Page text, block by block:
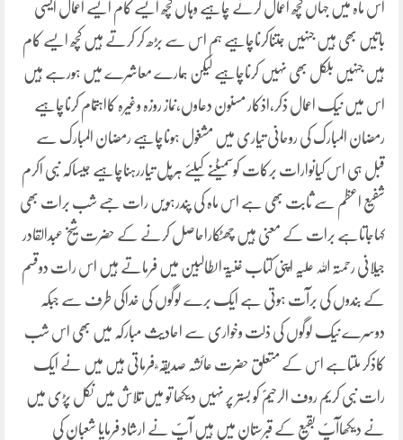
اس ماہ میں جہاں کچھ اعمال کرنے چاہیے وہاں کچھ ایسے کام ایسے اعمال ایسی
باتیں بھی ہیں جنہیں جتناکرناچاہیے ہم اس سے بڑھ کر کرتے ہیں کچھ ایسے کام
ہیں جنہیں بلکل بھی نہیں کرناچاہیے لیکن ہمارے معاشرے میں ہورہے ہیں
اس میں نیک اعمال ذکر،اذکار مسنون دعاوں،نماز روزہ وغیرہ کااہتمام کرناچاہیے
رمضان المبارک کی روحانی تیاری میں مشغول ہوناچاہیے رمضان المبارک سے
قبل ہی اس کیانوارات برکات کوسمیٹنے کیلئے ہرپل تیاررہناچاہیے جیساکہ نبی اکرم
شفیع اعظم سے ثابت بھی ہے اس ماہ کی پندرہویں رات جسے شب برات بھی
کہاجاتاہے برات کے معنی ہیں چھٹکاراحاصل کرنے کے حضرت شیخ عبدالقادر
جیلانی رحمتہ اللہ علیہ اپنی کتاب غنیۃ الطالبین میں فرماتے ہیں اس رات دوقسم
کے بندوں کی برآت ہوتی ہے ایک برے لوگوں کی خداکی طرف سے جبکہ
دوسرے نیک لوگوں کی ذلت وخواری سے احادیث مبارکہ میں بھی اس شب
کاذکر ملتاہے اس کے متعلق حضرت عائشہ صدیقہ ؓ فرماتی ہیں میں نے ایک
رات نبی کریم روف الرحیمؐ کو بستر پر نہیں دیکھا تو میں تلاش میں نکل پڑی میں
نے دیکھاآپؐ بقیع کے قبرستان میں ہیں آپؐ نے ارشاد فرمایا شعبان کی